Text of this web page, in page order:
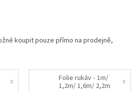
koupit pouze přímo na prodejně,
Folie rukáv - 1m/
1,2m/ 1,6m/ 2,2m